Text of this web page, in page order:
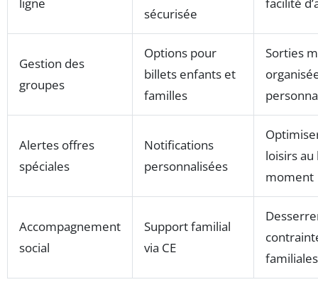
sécurisée
Gestion des
groupes
Options pour
billets enfants et
familles
Sorties
Alertes offres
spéciales
Notifications
personnalisées
loisirs au
moment
Accompagnement
social
Support familial
via CE
familiales